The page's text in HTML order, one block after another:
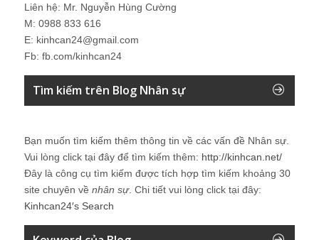
Liên hệ: Mr. Nguyễn Hùng Cường
M: 0988 833 616
E: kinhcan24@gmail.com
Fb: fb.com/kinhcan24
Tìm kiếm trên Blog Nhân sự
Bạn muốn tìm kiếm thêm thông tin về các vấn đề Nhân sự
Vui lòng click tại đây để tìm kiếm thêm: http://kinhcan.net/
Đây là công cụ tìm kiếm được tích hợp tìm kiếm khoảng 30
site chuyên về nhân sự. Chi tiết vui lòng click tại đây:
Kinhcan24′s Search